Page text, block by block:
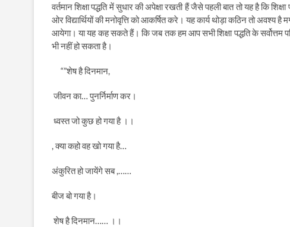
वर्तमान शिक्षा पद्धति में सुधार की अपेक्षा रखती हैं जैसे पहली बात तो यह है कि
ओर विद्यार्थियों की मनोवृत्ति को आकर्षित करे। यह कार्य थोड़ा कठिन तो
आयेगा। या यह कह सकते हैं। कि जब तक हम आप सभी शिक्षा पद्धति के
भी नहीं हो सकता है।
“”शेष है दिनमान,
जीवन का… पुनर्निर्माण कर।
ध्वस्त जो कुछ हो गया है ।।
,क्या कहो वह खो गया है…
अंकुरित हो जायेंगे सब,……
बीज बो गया है।
शेष है दिनमान…… ।।